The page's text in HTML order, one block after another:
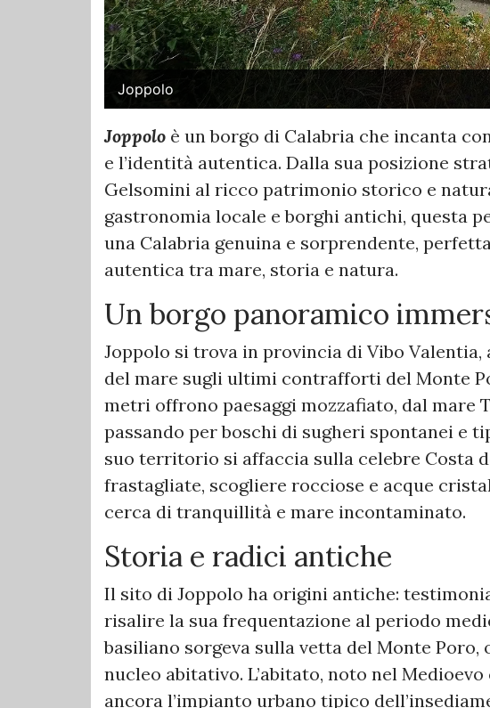
Joppolo
Joppolo è un borgo di Calabria che incanta
e l’identità autentica. Dalla sua posizione
Gelsomini al ricco patrimonio storico e
gastronomia locale e borghi antichi, questa
una Calabria genuina e sorprendente,
autentica tra mare, storia e natura.
Un borgo panoramico
Joppolo si trova in provincia di Vibo Valentia,
del mare sugli ultimi contrafforti del Monte
metri offrono paesaggi mozzafiato, dal mare
passando per boschi di sugheri spontanei e
suo territorio si affaccia sulla celebre Costa
frastagliate, scogliere rocciose e acque
cerca di tranquillità e mare incontaminato.
Storia e radici antiche
Il sito di Joppolo ha origini antiche:
risalire la sua frequentazione al periodo
basiliano sorgeva sulla vetta del Monte
nucleo abitativo. L’abitato, noto nel Medioevo
ancora l’impianto urbano tipico